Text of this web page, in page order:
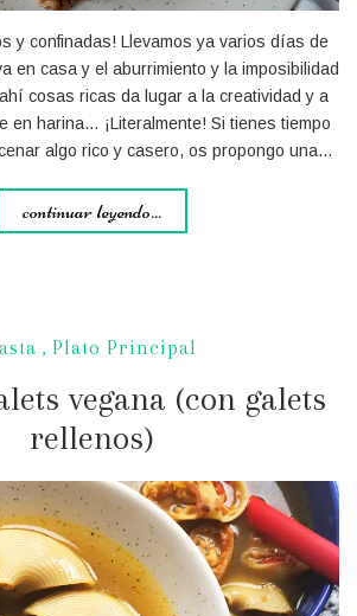
y confinadas! Llevamos ya varios días de
en casa y el aburrimiento y la imposibilidad
cosas ricas da lugar a la creatividad y a
en harina… ¡Literalmente! Si tienes tiempo
algo rico y casero, os propongo una…
continuar leyendo...
, Plato Principal
vegana (con galets
rellenos)